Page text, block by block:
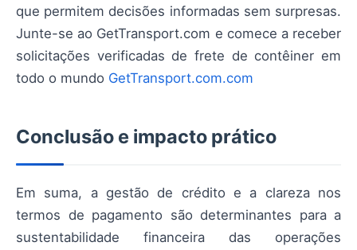
que permitem decisões informadas sem surpresas.
Junte-se ao GetTransport.com e comece a receber
solicitações verificadas de frete de contêiner em
todo o mundo GetTransport.com.com
Conclusão e impacto prático
Em suma, a gestão de crédito e a clareza nos
termos de pagamento são determinantes para a
sustentabilidade financeira das operações